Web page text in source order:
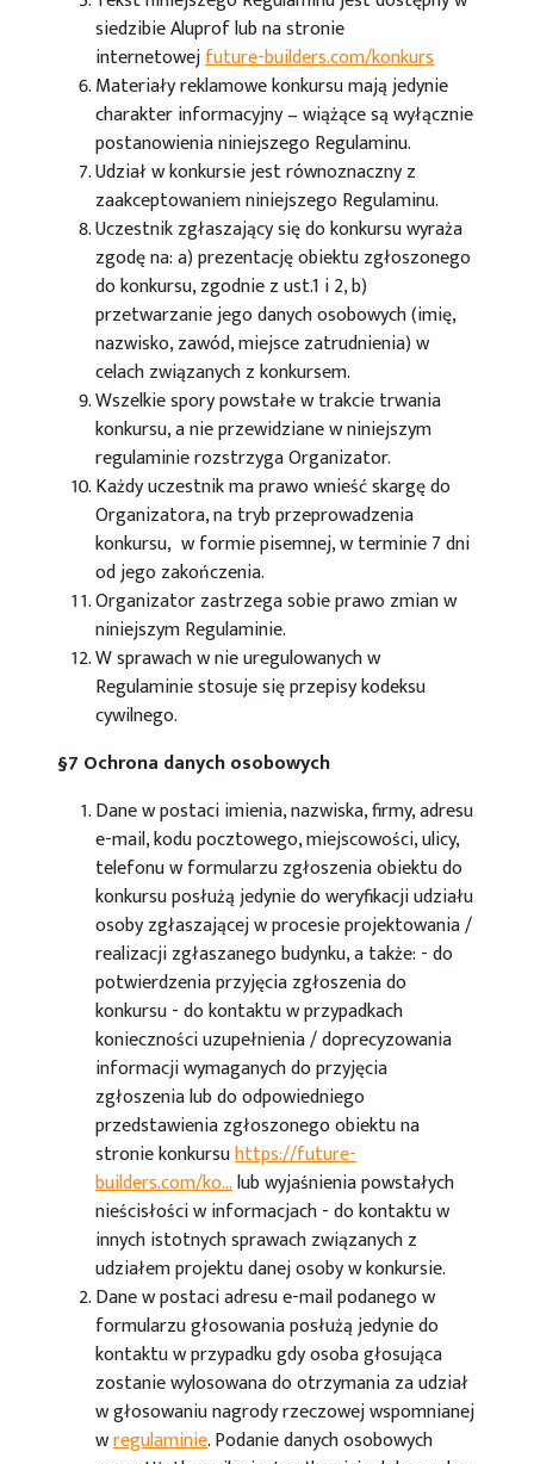
siedzibie Aluprof lub na stronie
internetowejfuture-builders.com/konkurs
Materiały reklamowe konkursu mają jedynie
charakter informacyjny – wiążące są wyłącznie
postanowienia niniejszego Regulaminu.
Udział w konkursie jest równoznaczny z
zaakceptowaniem niniejszego Regulaminu.
Uczestnik zgłaszający się do konkursu wyraża
zgodę na: a) prezentację obiektu zgłoszonego
do konkursu, zgodnie z ust.1 i 2, b)
przetwarzanie jego danych osobowych (imię,
nazwisko, zawód, miejsce zatrudnienia) w
celach związanych z konkursem.
Wszelkie spory powstałe w trakcie trwania
konkursu, a nie przewidziane w niniejszym
regulaminie rozstrzyga Organizator.
Każdy uczestnik ma prawo wnieść skargę do
Organizatora, na tryb przeprowadzenia
konkursu, w formie pisemnej, w terminie 7 dni
od jego zakończenia.
Organizator zastrzega sobie prawo zmian w
niniejszym Regulaminie.
W sprawach w nie uregulowanych w
Regulaminie stosuje się przepisy kodeksu
cywilnego.
§7 Ochrona danych osobowych
Dane w postaci imienia, nazwiska, firmy, adresu
e-mail, kodu pocztowego, miejscowości, ulicy,
telefonu w formularzu zgłoszenia obiektu do
konkursu posłużą jedynie do weryfikacji udziału
osoby zgłaszającej w procesie projektowania /
realizacji zgłaszanego budynku, a także: - do
potwierdzenia przyjęcia zgłoszenia do
konkursu - do kontaktu w przypadkach
konieczności uzupełnienia / doprecyzowania
informacji wymaganych do przyjęcia
zgłoszenia lub do odpowiedniego
przedstawienia zgłoszonego obiektu na
stronie konkursuhttps://future-
builders.com/ko...lub wyjaśnienia powstałych
nieścisłości w informacjach - do kontaktu w
innych istotnych sprawach związanych z
udziałem projektu danej osoby w konkursie.
Dane w postaci adresu e-mail podanego w
formularzu głosowania posłużą jedynie do
kontaktu w przypadku gdy osoba głosująca
zostanie wylosowana do otrzymania za udział
w głosowaniu nagrody rzeczowej wspomnianej
wregulaminie. Podanie danych osobowych